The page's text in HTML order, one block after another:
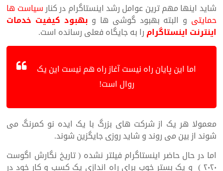
شاید اینها مهم ترین عوامل رشد اینستاگرام در کنارسیاست ها
حمایتی و البته بهبود گوشی ها و بهبود کیفیت خدمات
اینترنت اینستاگرامرا به جایگاه فعلی رسانده است.
اما این پایان راه نیست آغاز راه هم نیست این یک
روال است!
معمولا هر یک از شرکت های بزرگ با یک ایده نو کمرنگ می
شوند از بین می روند و شاید روزی جایگزین شوند.
اما در حال حاضر اینستاگرام فیلتر نشده ( تاریخ نگارش اگوست
۲۰۲۰ ) و یک بستر خوب برای راه اندازی یک کسب و کار خود در